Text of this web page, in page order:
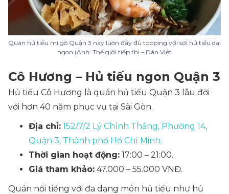
Quán hủ tiếu mì gõ Quận 3 này luôn đầy đủ topping với sợi hủ tiếu dai
ngon (Ảnh: Thế giới tiếp thị – Dân Việt
Cô Hương – Hủ tiếu ngon Quận 3
Hủ tiếu Cô Hương là quán hủ tiếu Quận 3 lâu đời
với hơn 40 năm phục vụ tại Sài Gòn.
Địa chỉ: 152/7/2 Lý Chính Thắng, Phường 14,
Quận 3, Thành phố Hồ Chí Minh.
Thời gian hoạt động: 17:00 – 21:00.
Giá tham khảo: 47.000 – 55.000 VNĐ.
Quán nổi tiếng với đa dạng món hủ tiếu như hủ